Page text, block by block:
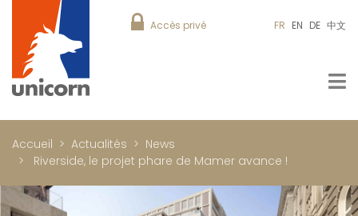
Accès privé FR EN DE 中文
Accueil Actualités
News
Riverside, le projet phare de Mamer avance !